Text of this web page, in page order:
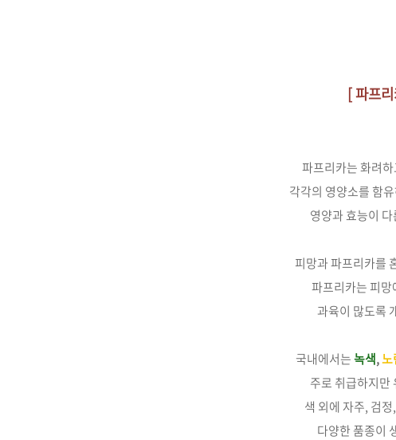
[ 파프
파프리카는 화려
각각의 영양소를 함
영양과 효능이
피망과 파프리카를
파프리카는 피망
과육이 많도록
국내에서는녹색,노
주로 취급하지만
색 외에 자주, 검
다양한 품종이